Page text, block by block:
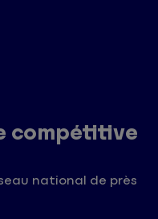
compétitive
national de près